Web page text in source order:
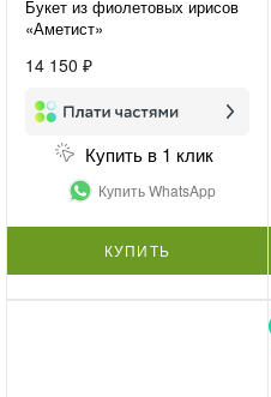
Букет из фиолетовых ирисов
«Аметист»
14 150 ₽
Купить в 1 клик
Купить WhatsApp
КУПИТЬ